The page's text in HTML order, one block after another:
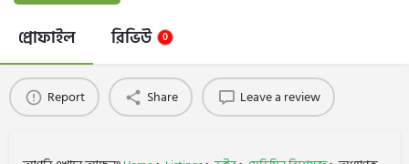
প্রোফাইল রিভিউ 0
Report Share Leave a review